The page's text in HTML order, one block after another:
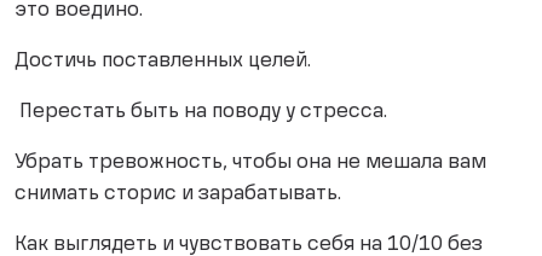
это воедино.
Достичь поставленных целей.
Перестать быть на поводу у стресса.
Убрать тревожность, чтобы она не мешала вам
снимать сторис и зарабатывать.
Как выглядеть и чувствовать себя на 10/10 без